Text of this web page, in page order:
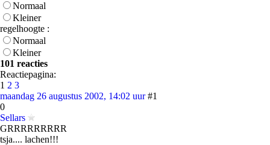
Normaal
Kleiner
regelhoogte :
Normaal
Kleiner
101 reacties
Reactiepagina:
1 2 3
maandag 26 augustus 2002, 14:02 uur #1
0
Sellars
GRRRRRRRRR
tsja.... lachen!!!